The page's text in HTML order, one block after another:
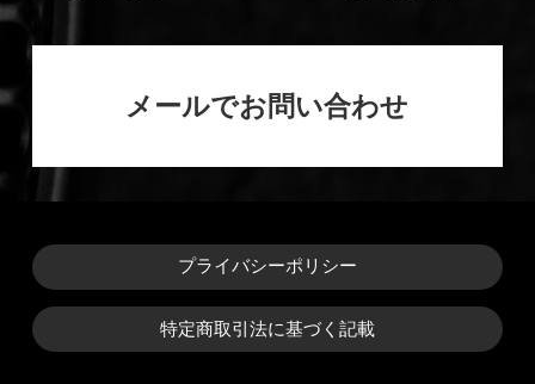
メールでお問い合わせ
プライバシーポリシー
特定商取引法に基づく記載